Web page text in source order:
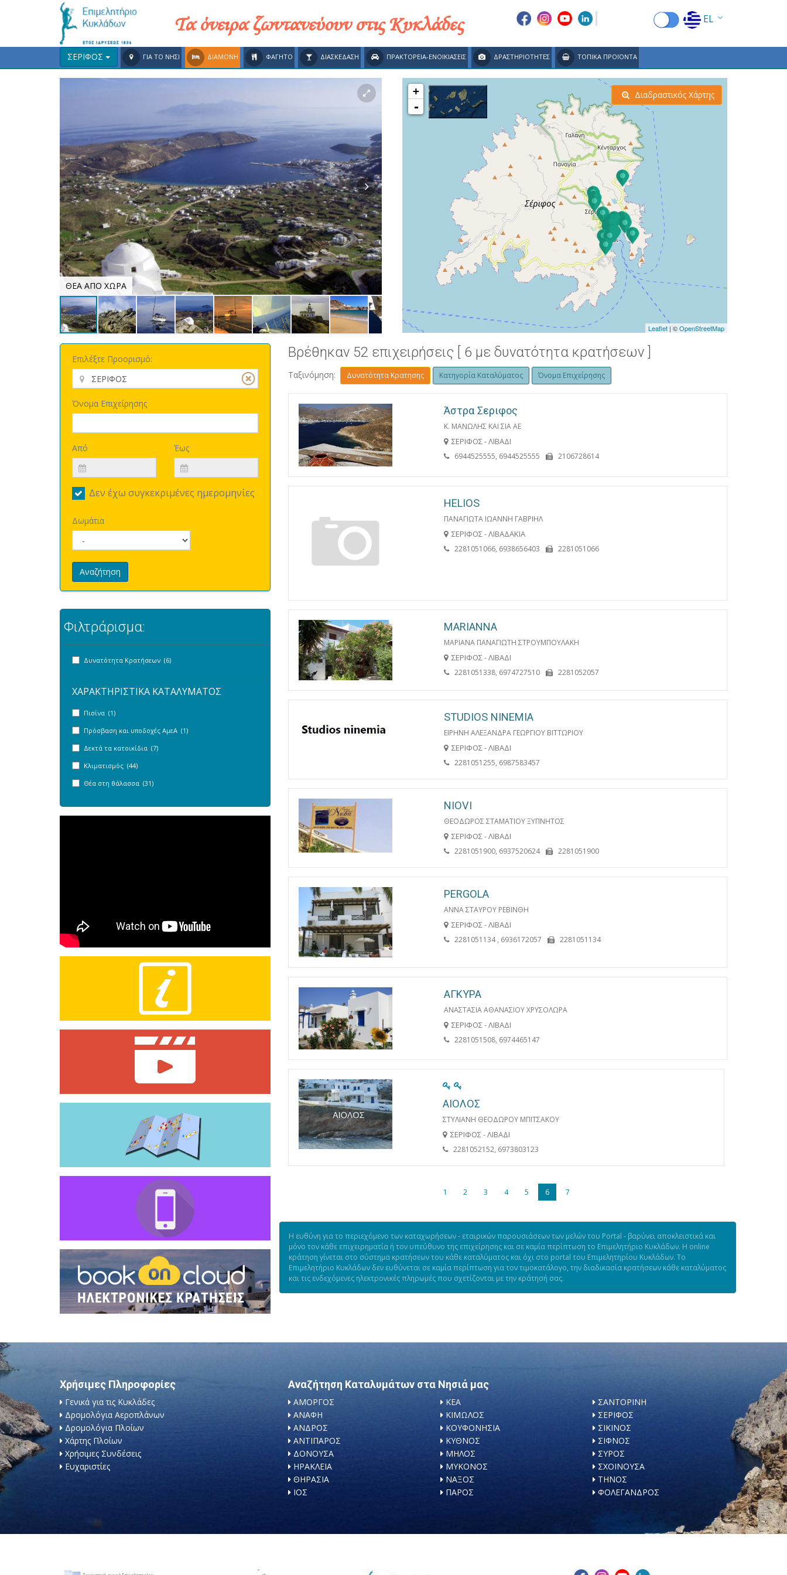
Τα όνειρα ζωντανεύουν στις Κυκλάδες EL
EN
FR
DE
ΣΕΡΙΦΟΣ ΓΙΑ ΤΟ ΝΗΣΙ ΔΙΑΜΟΝΗ ΦΑΓΗΤΟ ΔΙΑΣΚΕΔΑΣΗ ΠΡΑΚΤΟΡΕΙΑ-ΕΝΟΙΚΙΑΣΕΙΣ ΔΡΑΣΤΗΡΙΟΤΗΤΕΣ ΤΟΠΙΚΑ ΠΡΟΪΟΝΤΑ
ΘΕΑ ΑΠΟ ΧΩΡΑ
+
-
Leaflet | ©OpenStreetMap
Διαδραστικός Χάρτης
Επιλέξτε Προορισμό:
Όνομα Επιχείρησης
Από Έως
Δεν έχω συγκεκριμένες ημερομηνίες
Δωμάτια
Αναζήτηση
Φιλτράρισμα:
Δυνατότητα Κρατήσεων (6)
ΧΑΡΑΚΤΗΡΙΣΤΙΚΑ ΚΑΤΑΛΥΜΑΤΟΣ
Πισίνα (1)
Πρόσβαση και υποδοχές ΑμεΑ (1)
Δεκτά τα κατοικίδια (7)
Κλιματισμός (44)
Θέα στη θάλασσα (31)
Βρέθηκαν 52 επιχειρήσεις [ 6 με δυνατότητα κρατήσεων ]
Ταξινόμηση: Δυνατότητα Κρατησης Κατηγορία Καταλύματος Όνομα Επιχείρησης
Άστρα Σεριφος
Κ. ΜΑΝΩΛΗΣ ΚΑΙ ΣΙΑ ΑΕ
ΣΕΡΙΦΟΣ - ΛΙΒΑΔΙ
6944525555, 6944525555 2106728614
HELIOS
ΠΑΝΑΓΙΩΤΑ ΙΩΑΝΝΗ ΓΑΒΡΙΗΛ
ΣΕΡΙΦΟΣ - ΛΙΒΑΔΑΚΙΑ
2281051066, 6938656403 2281051066
MARIANNA
ΜΑΡΙΑΝΑ ΠΑΝΑΓΙΩΤΗ ΣΤΡΟΥΜΠΟΥΛΑΚΗ
ΣΕΡΙΦΟΣ - ΛΙΒΑΔΙ
2281051338, 6974727510 2281052057
STUDIOS NINEMIA
ΕΙΡΗΝΗ ΑΛΕΞΑΝΔΡΑ ΓΕΩΡΓΙΟΥ ΒΙΤΤΩΡΙΟΥ
ΣΕΡΙΦΟΣ - ΛΙΒΑΔΙ
2281051255, 6987583457
NIOVI
ΘΕΟΔΩΡΟΣ ΣΤΑΜΑΤΙΟΥ ΞΥΠΝΗΤΟΣ
ΣΕΡΙΦΟΣ - ΛΙΒΑΔΙ
2281051900, 6937520624 2281051900
PERGOLA
ΑΝΝΑ ΣΤΑΥΡΟΥ ΡΕΒΙΝΘΗ
ΣΕΡΙΦΟΣ - ΛΙΒΑΔΙ
2281051134 , 6936172057 2281051134
ΑΓΚΥΡΑ
ΑΝΑΣΤΑΣΙΑ ΑΘΑΝΑΣΙΟΥ ΧΡΥΣΟΛΩΡΑ
ΣΕΡΙΦΟΣ - ΛΙΒΑΔΙ
2281051508, 6974465147
ΑΙΟΛΟΣ
ΣΤΥΛΙΑΝΗ ΘΕΟΔΩΡΟΥ ΜΠΙΤΣΑΚΟΥ
ΣΕΡΙΦΟΣ - ΛΙΒΑΔΙ
2281052152, 6973803123
1 2 3 4 5 6 7
Η ευθύνη για το περιεχόμενο των καταχωρήσεων - εταιρικών παρουσιάσεων των μελών του Portal - βαρύνει αποκλειστικά και
μόνο τον κάθε επιχειρηματία ή τον υπεύθυνο της επιχείρησης και σε καμία περίπτωση το Επιμελητήριο Κυκλάδων. Η online
κράτηση γίνεται στο σύστημα κρατήσεων του κάθε καταλύματος και όχι στο portal του Επιμελητηρίου Κυκλάδων. Το
Επιμελητήριο Κυκλάδων δεν ευθύνεται σε καμία περίπτωση για τον τιμοκατάλογο, την διαδικασία κρατήσεων κάθε καταλύματος
και τις ενδεχόμενες ηλεκτρονικές πληρωμές που σχετίζονται με την κράτησή σας.
Χρήσιμες Πληροφορίες
Γενικά για τις Κυκλάδες
Δρομολόγια Αεροπλάνων
Δρομολόγια Πλοίων
Χάρτης Πλοίων
Χρήσιμες Συνδέσεις
Ευχαριστίες
Αναζήτηση Καταλυμάτων στα Νησιά μας
ΑΜΟΡΓΟΣ
ΑΝΑΦΗ
ΑΝΔΡΟΣ
ΑΝΤΙΠΑΡΟΣ
ΔΟΝΟΥΣΑ
ΗΡΑΚΛΕΙΑ
ΘΗΡΑΣΙΑ
ΙΟΣ
ΚΕΑ
ΚΙΜΩΛΟΣ
ΚΟΥΦΟΝΗΣΙΑ
ΚΥΘΝΟΣ
ΜΗΛΟΣ
ΜΥΚΟΝΟΣ
ΝΑΞΟΣ
ΠΑΡΟΣ
ΣΑΝΤΟΡΙΝΗ
ΣΕΡΙΦΟΣ
ΣΙΚΙΝΟΣ
ΣΙΦΝΟΣ
ΣΥΡΟΣ
ΣΧΟΙΝΟΥΣΑ
ΤΗΝΟΣ
ΦΟΛΕΓΑΝΔΡΟΣ